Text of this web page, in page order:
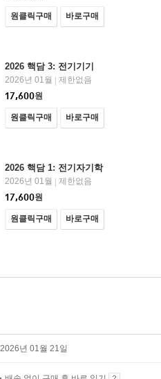
원클릭구매 바로구매
2026 핵담 3: 전기기기
2026년 01월 | 제한없음
17,600원
원클릭구매 바로구매
2026 핵담 1: 전기자기학
2026년 01월 | 제한없음
17,600원
원클릭구매 바로구매
2026년 01월 21일